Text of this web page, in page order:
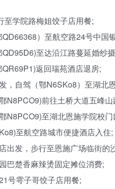
至学院路梅姐饺子店用餐;
）至航空路24号中国
至达沿江路蔓延婚纱
返回瑞苑酒店退房;
，自驾（鄂N6SKo8）至湖北
N8PCO9)前往土桥大道五峰
N8PCO9)至湖北恩施学院校门
至航空路城市便捷酒店入住;
出发，步行至恩施广场临街的
巴楚香麻辣烫固定摊位消费;
号雩子哥饺子店用餐;